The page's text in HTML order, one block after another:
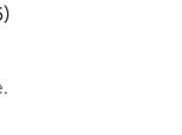
promedio: 4.83 de